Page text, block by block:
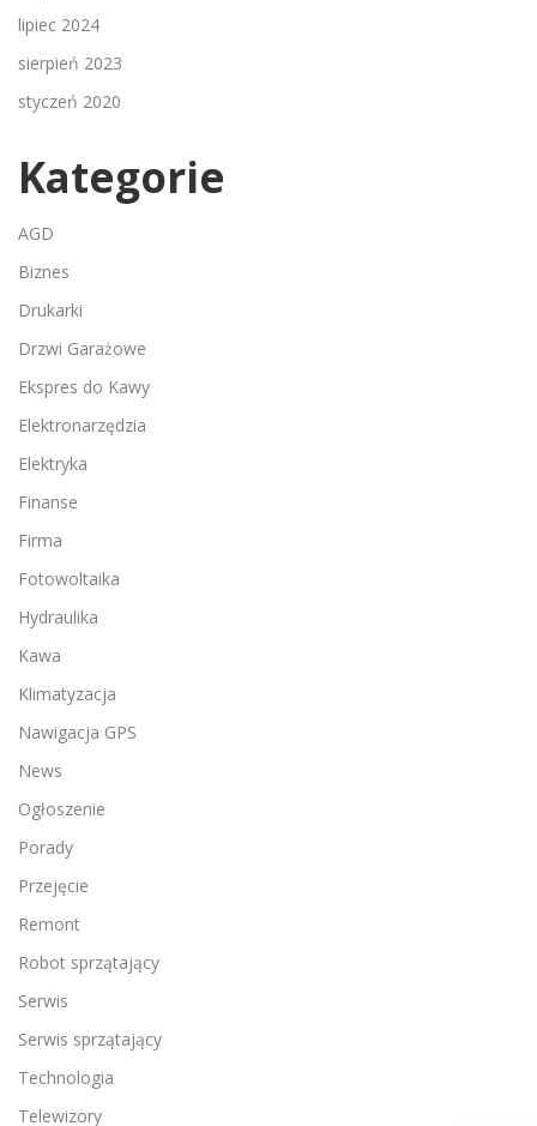
lipiec 2024
sierpień 2023
styczeń 2020
Kategorie
AGD
Biznes
Drukarki
Drzwi Garażowe
Ekspres do Kawy
Elektronarzędzia
Elektryka
Finanse
Firma
Fotowoltaika
Hydraulika
Kawa
Klimatyzacja
Nawigacja GPS
News
Ogłoszenie
Porady
Przejęcie
Remont
Robot sprzątający
Serwis
Serwis sprzątający
Technologia
Telewizory